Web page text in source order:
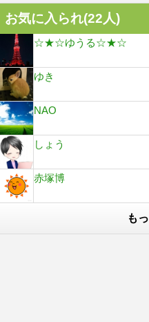
お気に入られ(22人)
☆★☆ゆうる☆★☆
ゆき
NAO
しょう
赤塚博
も